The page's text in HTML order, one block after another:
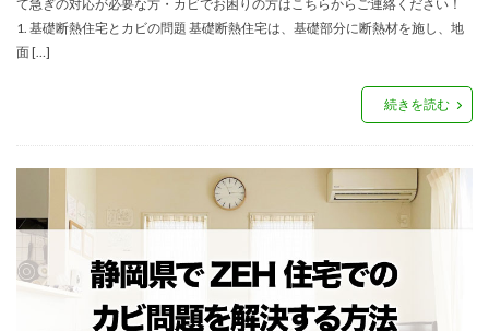
て急ぎの対応が必要な方・カビでお困りの方はこちらからご連絡ください！
1. 基礎断熱住宅とカビの問題 基礎断熱住宅は、基礎部分に断熱材を施し、地
面 […]
続きを読む